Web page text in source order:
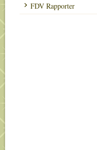
FDV Rapporter